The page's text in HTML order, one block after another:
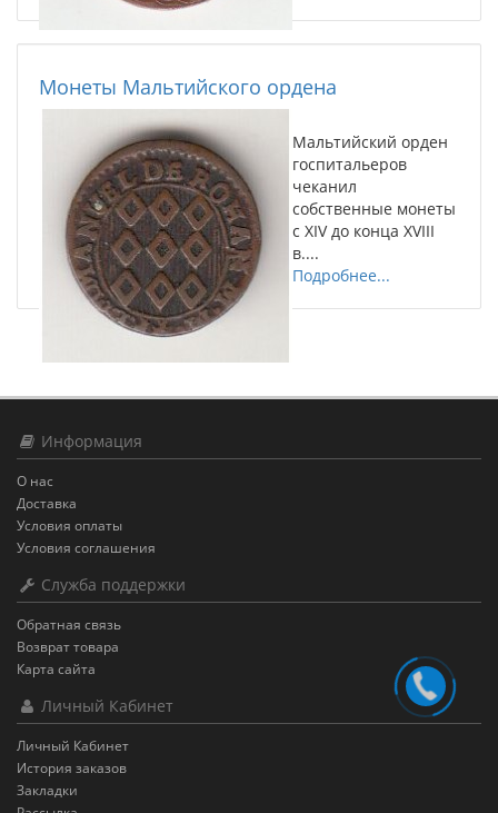
Монеты Мальтийского ордена
Мальтийский орден
госпитальеров
чеканил
собственные монеты
с XIV до конца XVIII
в....
Подробнее...
Информация
О нас
Доставка
Условия оплаты
Условия соглашения
Служба поддержки
Обратная связь
Возврат товара
Карта сайта
Личный Кабинет
Личный Кабинет
История заказов
Закладки